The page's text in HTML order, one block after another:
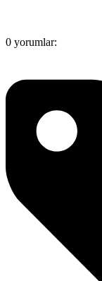
0 yorumlar: